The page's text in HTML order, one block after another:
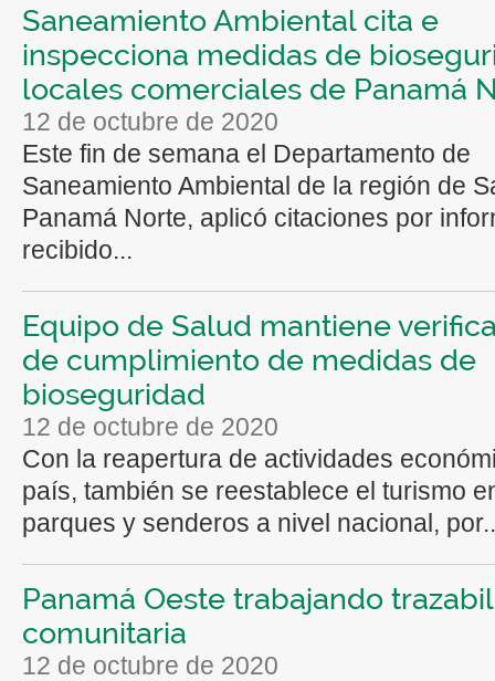
Saneamiento Ambiental cita e
inspecciona medidas de
locales comerciales de Panamá
12 de octubre de 2020
Este fin de semana el Departamento de
Saneamiento Ambiental de la región de
Panamá Norte, aplicó citaciones por
recibido...
Equipo de Salud mantiene
de cumplimiento de medidas de
bioseguridad
12 de octubre de 2020
Con la reapertura de actividades
país, también se reestablece el turismo
parques y senderos a nivel nacional,
Panamá Oeste trabajando
comunitaria
12 de octubre de 2020